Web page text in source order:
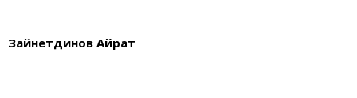
Зайнетдинов Айрат